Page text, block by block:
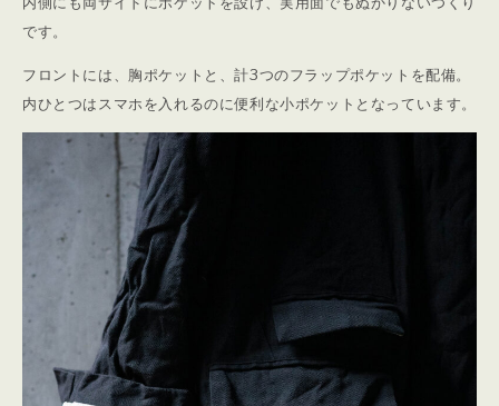
です。
フロントには、胸ポケットと、計3つのフラップポケットを配備。
内ひとつはスマホを入れるのに便利な小ポケットとなっています。